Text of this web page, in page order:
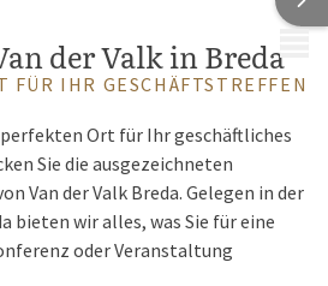
der Valk in Breda
FÜR IHR GESCHÄFTSTREFFEN
perfekten Ort für Ihr geschäftliches
Sie die ausgezeichneten
Van der Valk Breda. Gelegen in der
bieten wir alles, was Sie für eine
oder Veranstaltung